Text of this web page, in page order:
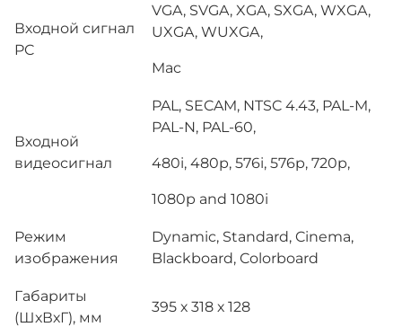
Входной сигнал
PC
VGA, SVGA, XGA, SXGA, WXGA,
UXGA, WUXGA,
Mac
Входной
видеосигнал
PAL, SECAM, NTSC 4.43, PAL-M,
PAL-N, PAL-60,
480i, 480p, 576i, 576p, 720p,
1080p and 1080i
Режим
изображения
Dynamic, Standard, Cinema,
Blackboard, Colorboard
Габариты
(ШхВхГ), мм
395 х 318 х 128